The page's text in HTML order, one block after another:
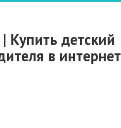
Купить детский
в интернет